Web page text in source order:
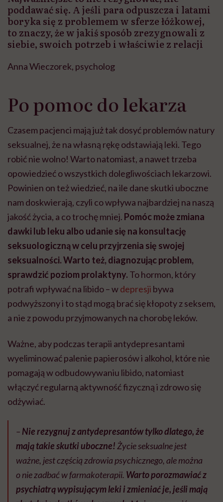
poddawać się. A jeśli para odpuszcza i latami
boryka się z problemem w sferze łóżkowej,
to znaczy, że w jakiś sposób zrezygnowali z
siebie, swoich potrzeb i właściwie z relacji
Anna Wieczorek, psycholog
Po pomoc do lekarza
Czasem pacjenci mają już tak dosyć problemów natury
seksualnej, że na własną rękę odstawiają leki. Tego
robić nie wolno! Warto natomiast, a nawet trzeba
opowiedzieć o wszystkich dolegliwościach lekarzowi.
Powinien on też wiedzieć, na ile dane skutki uboczne
nam doskwierają, czyli co wpływa najbardziej na naszą
jakość życia, a co trochę mniej. Pomóc może zmiana
dawki lub leku albo udanie się na konsultację
seksuologiczną w celu przyjrzenia się swojej
seksualności.Warto też, diagnozując problem,
sprawdzić poziom prolaktyny. To hormon, który
potrafi wpływać na libido – wdepresji bywa
podwyższony i to stąd mogą brać się kłopoty z seksem,
a nie z powodu przyjmowanych na chorobę leków.
Ważne, aby podczas terapii antydepresantami
wyeliminować palenie papierosów i alkohol, które nie
pomagają w odbudowywaniu libido, natomiast
włączyć regularną aktywność fizyczną i zdrowo się
odżywiać.
– Nie rezygnuj z antydepresantów tylko dlatego, że
mają takie skutki uboczne! Życie seksualne jest
ważne, jest częścią zdrowia psychicznego, ale można
o nie zadbać w farmakoterapii. Warto porozmawiać z
psychiatrą wypisującym leki i zmieniać je, jeśli mają